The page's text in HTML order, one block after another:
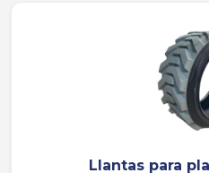
Llantas para